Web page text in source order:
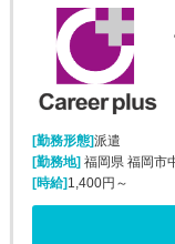
[勤務形態]派遣
[勤務地] 福岡県 福岡市
[時給] 1,400円～